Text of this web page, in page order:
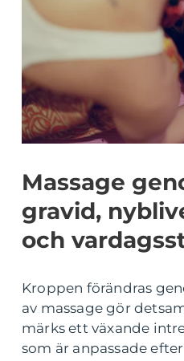
Massage
gravid,
och
Kroppen förändras
av massage gör
märks ett växande
som är anpassade